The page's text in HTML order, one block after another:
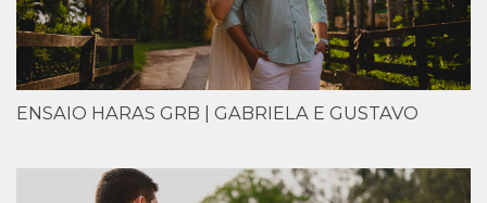
ENSAIO HARAS GRB | GABRIELA E GUSTAVO